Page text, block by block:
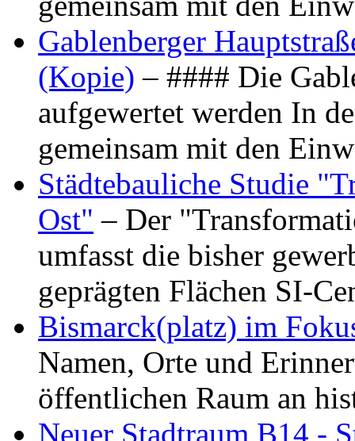
Gablenberger
(Kopie) – #### Die
aufgewertet werden In
gemeinsam mit den
Städtebauliche Studie
Ost" – Der
umfasst die bisher
geprägten Flächen SI-
Bismarck(platz) im
Namen, Orte und
öffentlichen Raum an
Neuer Stadtraum B14 -